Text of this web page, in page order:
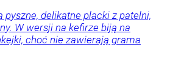
delikatne placki z patelni,
W wersji na kefirze biją na
choć nie zawierają grama